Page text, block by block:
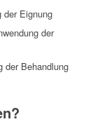
der Eignung
der
der Behandlung